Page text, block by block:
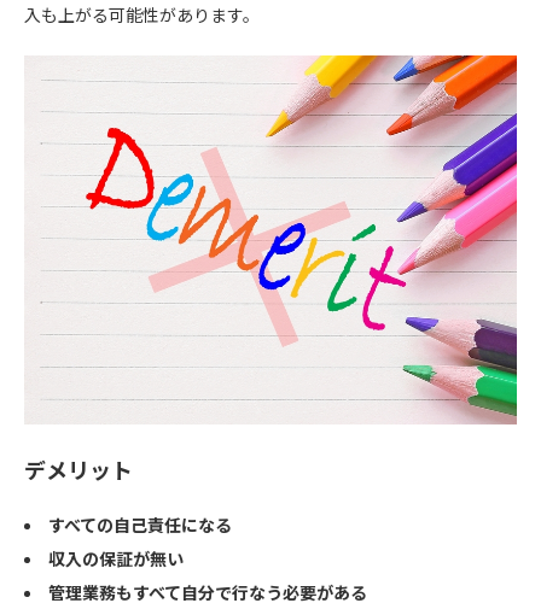
入も上がる可能性があります。
デメリット
すべての自己責任になる
収入の保証が無い
管理業務もすべて自分で行なう必要がある